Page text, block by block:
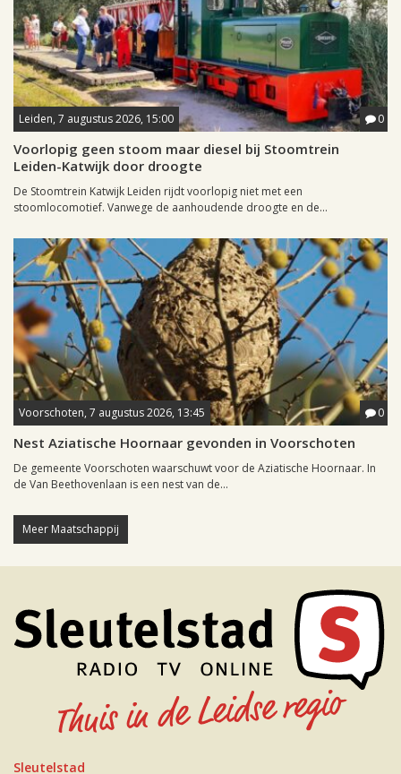
Leiden, 7 augustus 2026, 15:00 0
Voorlopig geen stoom maar diesel bij Stoomtrein
Leiden-Katwijk door droogte
De Stoomtrein Katwijk Leiden rijdt voorlopig niet met een
stoomlocomotief. Vanwege de aanhoudende droogte en de...
Voorschoten, 7 augustus 2026, 13:45 0
Nest Aziatische Hoornaar gevonden in Voorschoten
De gemeente Voorschoten waarschuwt voor de Aziatische Hoornaar. In
de Van Beethovenlaan is een nest van de...
Meer Maatschappij
Sleutelstad